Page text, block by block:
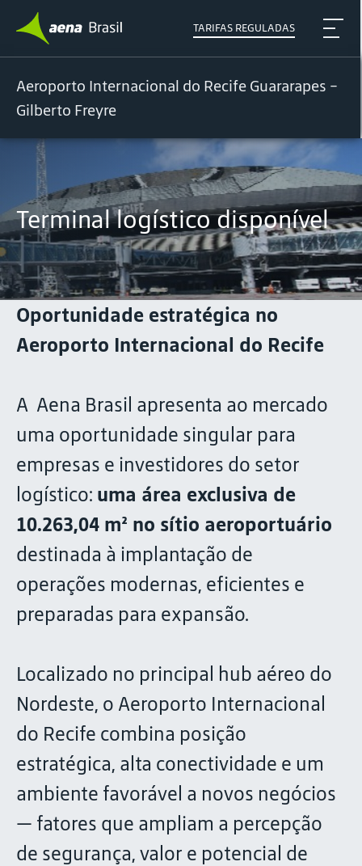
TARIFAS REGULADAS
Aeroporto Internacional do Recife Guararapes -
Gilberto Freyre
Terminal logístico disponível
Oportunidade estratégica no
Aeroporto Internacional do Recife
A Aena Brasil apresenta ao mercado
uma oportunidade singular para
empresas e investidores do setor
logístico: uma área exclusiva de
10.263,04 m² no sítio aeroportuário
destinada à implantação de
operações modernas, eficientes e
preparadas para expansão.
Localizado no principal hub aéreo do
Nordeste, o Aeroporto Internacional
do Recife combina posição
estratégica, alta conectividade e um
ambiente favorável a novos negócios
— fatores que ampliam a percepção
de segurança, valor e potencial de